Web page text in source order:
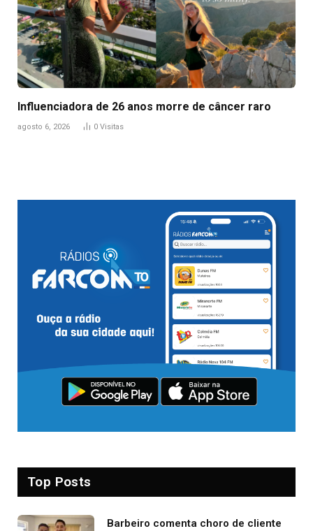
Influenciadora de 26 anos morre de câncer raro
agosto 6, 2026 0 Visitas
Top Posts
Barbeiro comenta choro de cliente